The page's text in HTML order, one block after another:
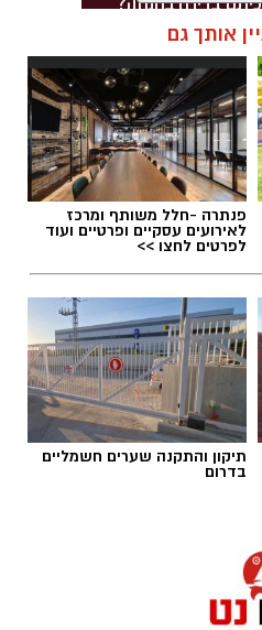
להוביל את תחום
לנהל ולהוביל צוות
ליצור אירועי תוכן
אותך גם
פנתרה -חלל משותף ומרכז
לאירועים עסקיים ופרטיים ועוד
לפרטים לחצו >>
תיקון והתקנה שערים חשמליים
בדרום